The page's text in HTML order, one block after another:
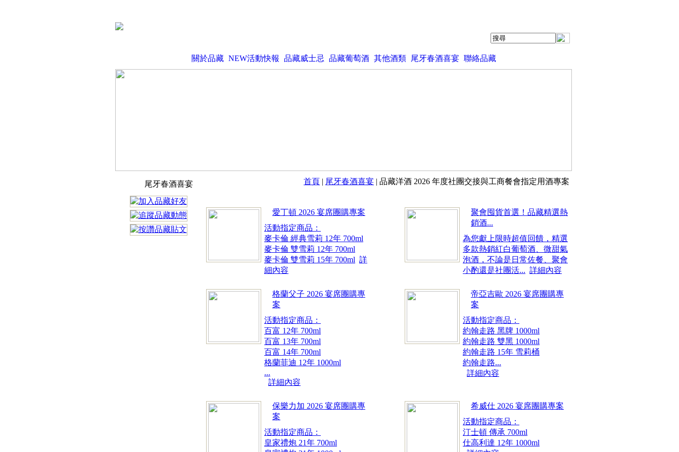
關於品藏 NEW活動快報 品藏威士忌 品藏葡萄酒 其他酒類 尾牙春酒喜宴 聯絡品藏
尾牙春酒喜宴 首頁 | 尾牙春酒喜宴 | 品藏洋酒 2026 年度社團交接與工商餐會指定用酒專案
愛丁頓 2026 宴席團購專案
活動指定商品：
麥卡倫 經典雪莉 12年 700ml
麥卡倫 雙雪莉 12年 700ml
麥卡倫 雙雪莉 15年 700ml 詳
細內容
聚會囤貨首選！品藏精選熱
銷酒...
為您獻上限時超值回饋，精選
多款熱銷紅白葡萄酒、微甜氣
泡酒，不論是日常佐餐、聚會
小酌還是社團活... 詳細內容
格蘭父子 2026 宴席團購專
案
活動指定商品：
百富 12年 700ml
百富 13年 700ml
百富 14年 700ml
格蘭菲迪 12年 1000ml
...
詳細內容
帝亞吉歐 2026 宴席團購專
案
活動指定商品：
約翰走路 黑牌 1000ml
約翰走路 雙黑 1000ml
約翰走路 15年 雪莉桶
約翰走路...
詳細內容
保樂力加 2026 宴席團購專
案
活動指定商品：
皇家禮炮 21年 700ml
希威仕 2026 宴席團購專案
活動指定商品：
汀士頓 傳承 700ml
仕高利達 12年 1000ml